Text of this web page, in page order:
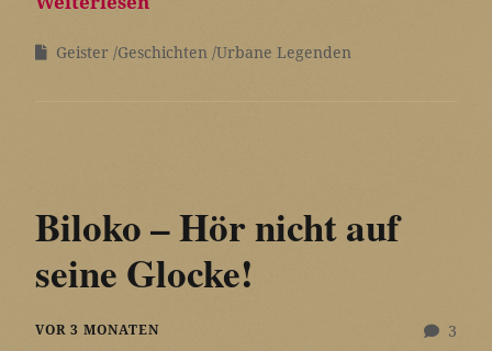
Geister Geschichten Urbane Legenden
Biloko – Hör nicht auf
seine Glocke!
3
VOR 3 MONATEN